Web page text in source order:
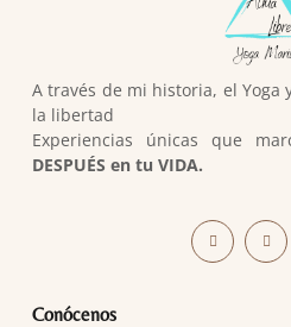
A través de mi historia, el Yoga
la libertad
Experiencias únicas que
DESPUÉS en tu VIDA.
Conócenos